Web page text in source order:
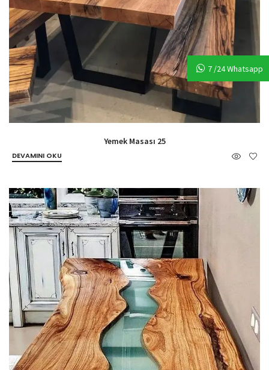
Yemek Masası 25
DEVAMINI OKU
7 /24 Whatsapp